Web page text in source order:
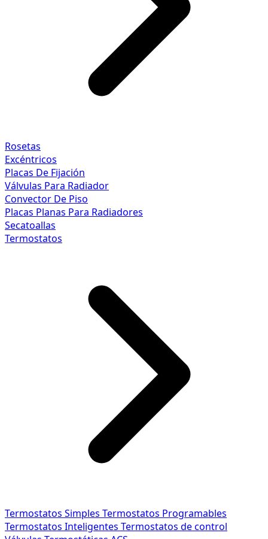
Rosetas
Excéntricos
Placas De Fijación
Válvulas Para Radiador
Convector De Piso
Placas Planas Para Radiadores
Secatoallas
Termostatos
Termostatos Simples Termostatos Programables
Termostatos Inteligentes Termostatos de control